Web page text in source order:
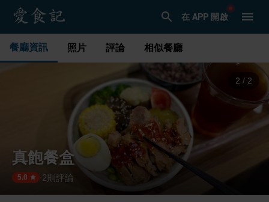
在 APP 開啟
餐廳資訊 照片 評論 相似餐廳
2 / 2
真飽餐盒
5.0 2 則評論